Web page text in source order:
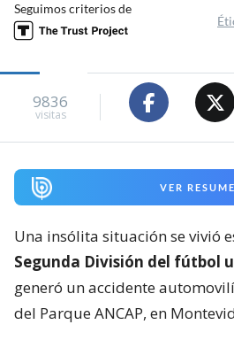
Seguimos criterios de
9836
visitas
VER
Una insólita situación se vivió
Segunda División del fútbol
generó un accidente
del Parque ANCAP, en